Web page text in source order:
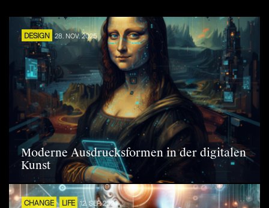
DESIGN 28. NOV. 2025
Moderne Ausdrucksformen in der digitalen
Kunst
CHANGE LIFE 12. SEP. 2024